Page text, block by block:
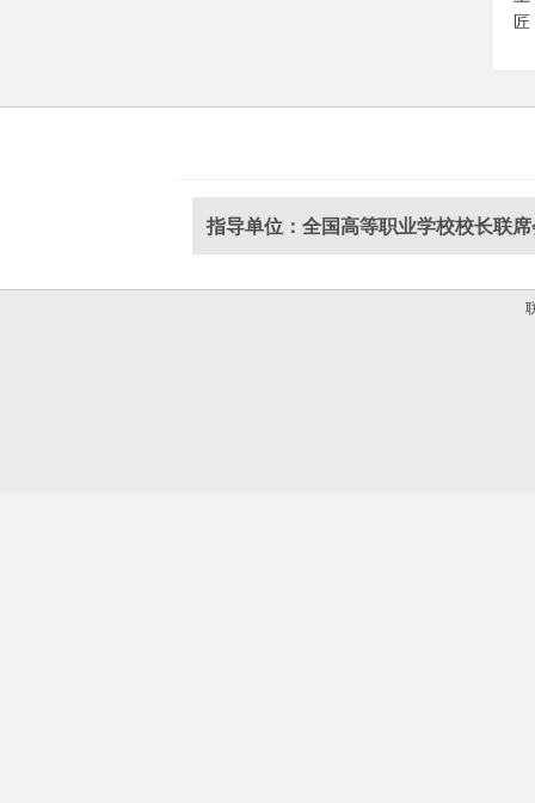
匠
指导单位：全国高等职业学校校长联